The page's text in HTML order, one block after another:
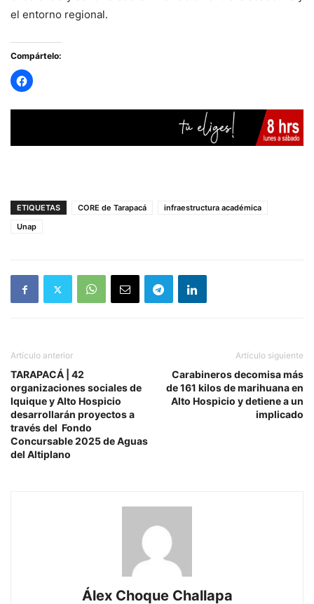
el entorno regional.
Compártelo:
ETIQUETAS CORE de Tarapacá
infraestructura académica
Unap
Artículo anterior
TARAPACÁ | 42
organizaciones sociales de
Iquique y Alto Hospicio
desarrollarán proyectos a
través del Fondo
Concursable 2025 de Aguas
del Altiplano
Artículo siguiente
Carabineros decomisa más
de 161 kilos de marihuana en
Alto Hospicio y detiene a un
implicado
Álex Choque Challapa